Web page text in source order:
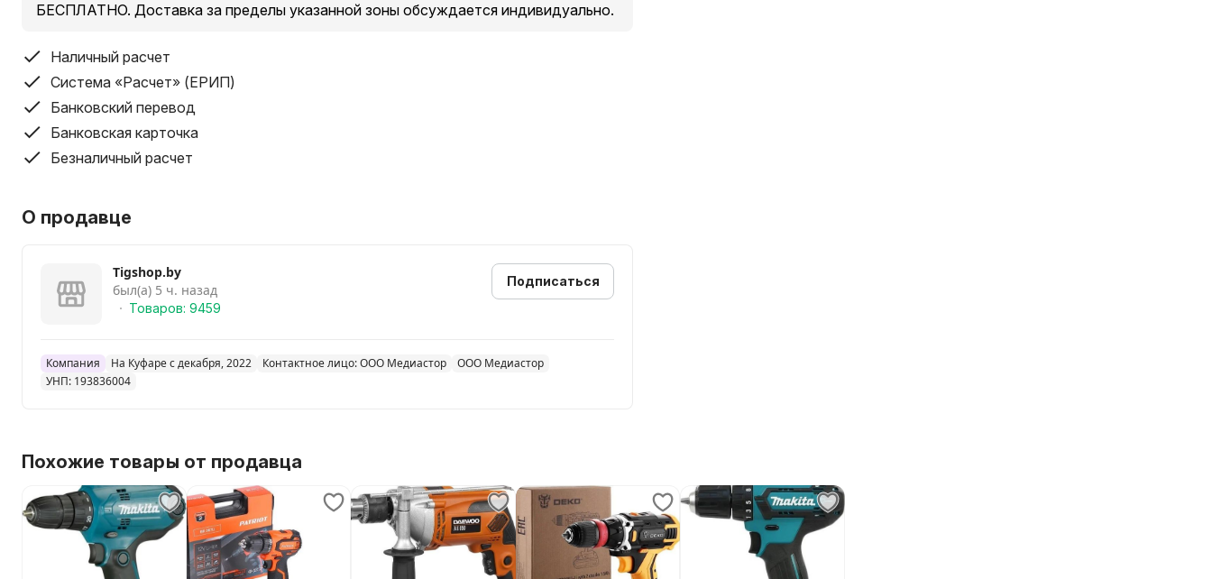
БЕСПЛАТНО. Доставка за пределы указанной зоны обсуждается индивидуально.
Наличный расчет
Система «Расчет» (ЕРИП)
Банковский перевод
Банковская карточка
Безналичный расчет
О продавце
Tigshop.by
был(а) 5 ч. назад
Товаров: 9459
Подписаться
Компания На Куфаре с декабря, 2022 Контактное лицо: ООО Медиастор
ООО Медиастор
УНП: 193836004
Похожие товары от продавца